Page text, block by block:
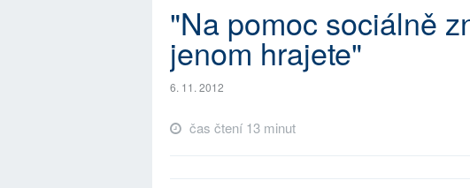
"Na pomoc sociálně
jenom hrajete"
6. 11. 2012
čas čtení 13 minut